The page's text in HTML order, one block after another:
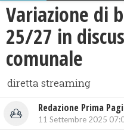
Variazione di
25/27 in
comunale
diretta streaming
Redazione Prima
11 Settembre 2025